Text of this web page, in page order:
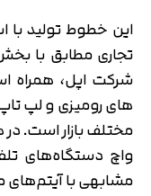
این خطوط تولید با
تجاری مطابق با
شرکت اپل، همراه
های رومیزی و لپ
مختلف بازار است.
واچ دستگاه‌های
مشابهی با آیتم‌های